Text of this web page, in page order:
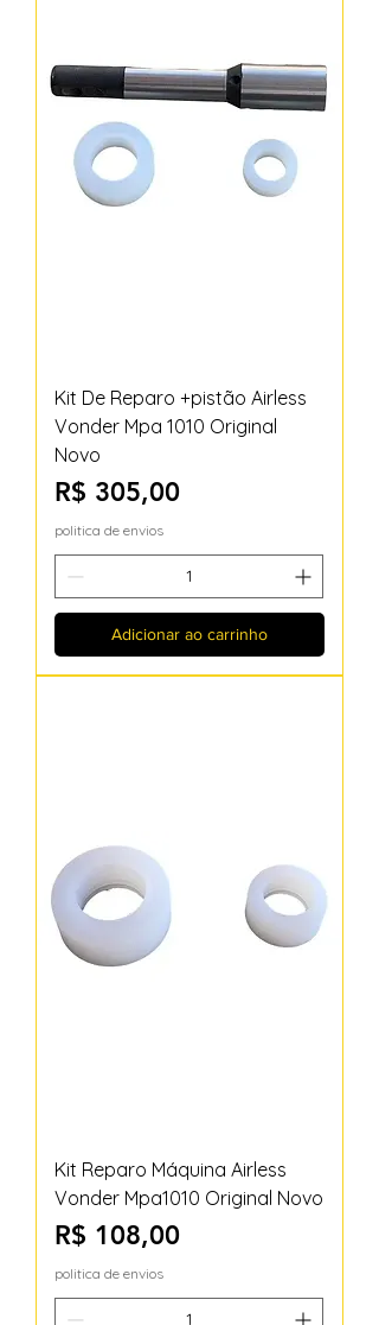
Kit De Reparo +pistão Airless
Vonder Mpa 1010 Original
Novo
Preço
R$ 305,00
politica de envios
Adicionar ao carrinho
Kit Reparo Máquina Airless
Vonder Mpa1010 Original Novo
Preço
R$ 108,00
politica de envios